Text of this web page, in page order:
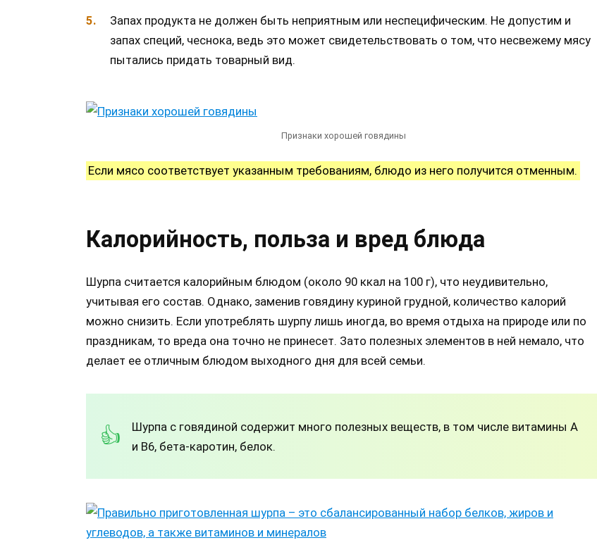
Запах продукта не должен быть неприятным или неспецифическим. Не допустим и
запах специй, чеснока, ведь это может свидетельствовать о том, что несвежему мясу
пытались придать товарный вид.
Признаки хорошей говядины
Если мясо соответствует указанным требованиям, блюдо из него получится отменным.
Калорийность, польза и вред блюда
Шурпа считается калорийным блюдом (около 90 ккал на 100 г), что неудивительно,
учитывая его состав. Однако, заменив говядину куриной грудной, количество калорий
можно снизить. Если употреблять шурпу лишь иногда, во время отдыха на природе или по
праздникам, то вреда она точно не принесет. Зато полезных элементов в ней немало, что
делает ее отличным блюдом выходного дня для всей семьи.
Шурпа с говядиной содержит много полезных веществ, в том числе витамины А
и В6, бета-каротин, белок.